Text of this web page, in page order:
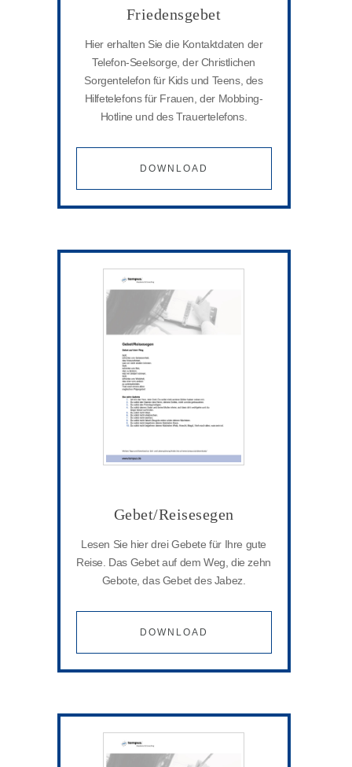
Friedensgebet
Hier erhalten Sie die Kontaktdaten der
Telefon-Seelsorge, der Christlichen
Sorgentelefon für Kids und Teens, des
Hilfetelefons für Frauen, der Mobbing-
Hotline und des Trauertelefons.
DOWNLOAD
Gebet/Reisesegen
Lesen Sie hier drei Gebete für Ihre gute
Reise. Das Gebet auf dem Weg, die zehn
Gebote, das Gebet des Jabez.
DOWNLOAD